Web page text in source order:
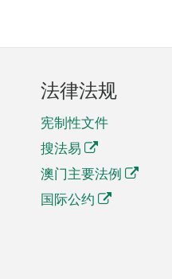
法律法规
宪制性文件
搜法易
澳门主要法例
国际公约